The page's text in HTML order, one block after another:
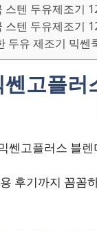
스텐 두유제조기
스텐 두유제조기
두유 제조기 믹쎈
고플
쎈고플러스 블
후기까지 꼼꼼